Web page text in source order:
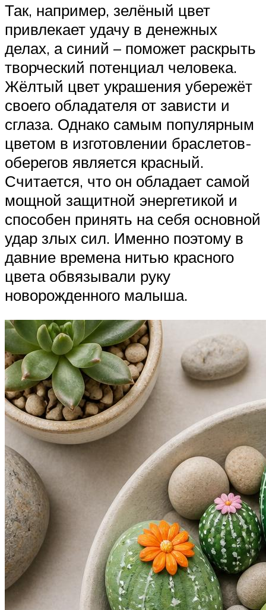
Так, например, зелёный цвет
привлекает удачу в денежных
делах, а синий – поможет раскрыть
творческий потенциал человека.
Жёлтый цвет украшения убережёт
своего обладателя от зависти и
сглаза. Однако самым популярным
цветом в изготовлении браслетов-
оберегов является красный.
Считается, что он обладает самой
мощной защитной энергетикой и
способен принять на себя основной
удар злых сил. Именно поэтому в
давние времена нитью красного
цвета обвязывали руку
новорожденного малыша.